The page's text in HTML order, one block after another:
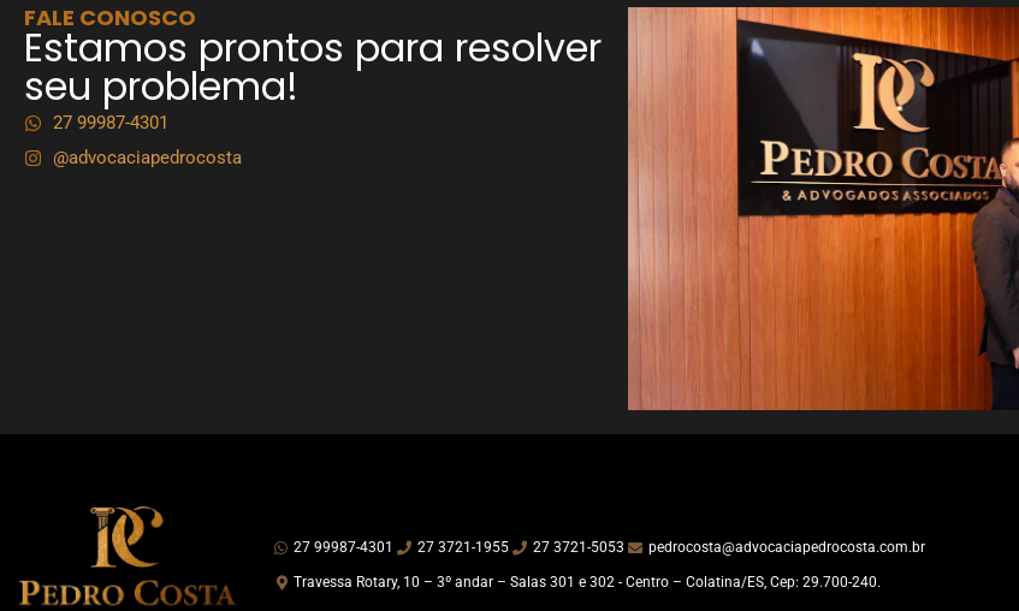
FALE CONOSCO
Estamos prontos para resolver
seu problema!
27 99987-4301
@advocaciapedrocosta
27 99987-4301 27 3721-1955 27 3721-5053 pedrocosta@advocaciapedrocosta.com.br
Travessa Rotary, 10 – 3º andar – Salas 301 e 302 - Centro – Colatina/ES, Cep: 29.700-240.